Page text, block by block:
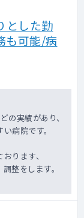
とした勤
も可能/病
の実績があり、
病院です。
ります、
整をします。